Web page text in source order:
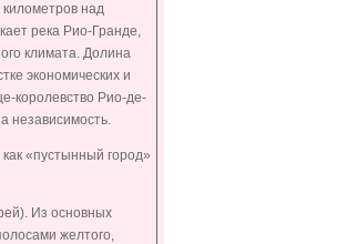
над
река Рио-Гранде,
климата. Долина
экономических и
королевство Рио-де-
независимость.
«пустынный город»
Из основных
желтого,